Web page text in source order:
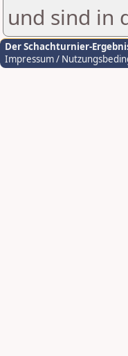
und sind in
Der Schachturnier-
Impressum /